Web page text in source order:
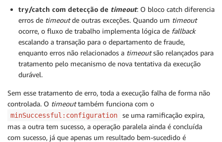
  throw error; // Re-throw non-timeout errors
}
try/catch com detecção de timeout: O bloco catch diferencia
erros de timeoutde outras exceções. Quando um timeout
ocorre, o fluxo de trabalho implementa lógica de fallback
escalando a transação para o departamento de fraude,
enquanto erros não relacionados a timeoutsão relançados para
tratamento pelo mecanismo de nova tentativa da execução
durável.
Sem esse tratamento de erro, toda a execução falha de forma não
controlada. O timeouttambém funciona com o
minSuccessful:configuration
se uma ramificação expira,
mas a outra tem sucesso, a operação paralela ainda é concluída
com sucesso, já que apenas um resultado bem-sucedido é